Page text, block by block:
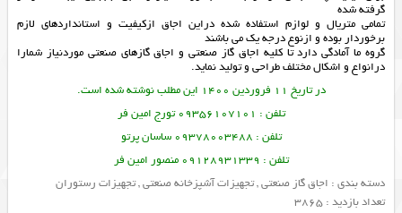
گرفته شده
تمامی متریال و لوازم استفاده شده دراین اجاق ازکیفیت و استانداردهای لازم
برخوردار بوده و ازنوع درجه یک می باشند
گروه ما آمادگی دارد تا کلیه اجاق گاز صنعتیو اجاق گازهای صنعتی موردنیاز شمارا
درانواع و اشکال مختلف طراحی و تولید نماید.
در تاریخ 11 فروردین 1400 این مطلب نوشته شده است.
تلفن : 09356107101 تورج امین فر
تلفن : 09378003488 ساسان پرتو
تلفن : 09128931339 منصور امین فر
دسته بندی : اجاق گاز صنعتی,تجهیزات آشپزخانه صنعتی,تجهیزات رستوران
تعداد بازدید : 3865